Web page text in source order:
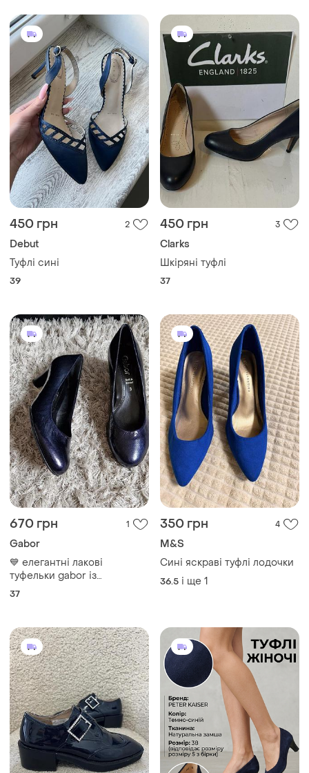
450 грн 2
Debut
Туфлі сині
39
450 грн 3
Clarks
Шкіряні туфлі
37
670 грн 1
Gabor
💙 елегантні лакові
туфельки gabor із
натуральної шкіри 💙
37
350 грн 4
M&S
Сині яскраві туфлі лодочки
36.5 і ще 1